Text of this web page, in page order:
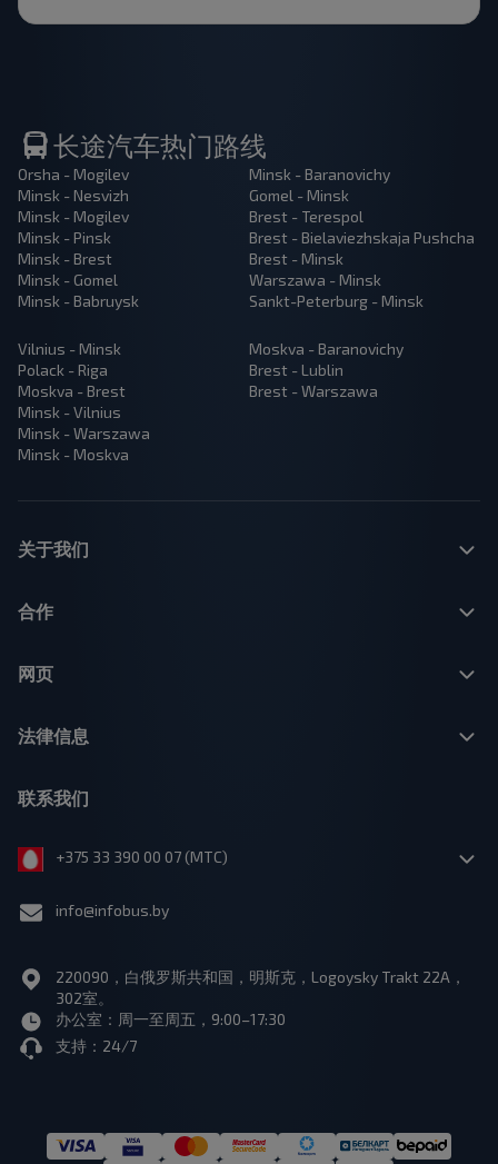
长途汽车热门路线
Orsha - Mogilev
Minsk - Nesvizh
Minsk - Mogilev
Minsk - Pinsk
Minsk - Brest
Minsk - Gomel
Minsk - Babruysk
Minsk - Baranovichy
Gomel - Minsk
Brest - Terespol
Brest - Bielaviezhskaja Pushcha
Brest - Minsk
Warszawa - Minsk
Sankt-Peterburg - Minsk
Vilnius - Minsk
Polack - Riga
Moskva - Brest
Minsk - Vilnius
Minsk - Warszawa
Minsk - Moskva
Moskva - Baranovichy
Brest - Lublin
Brest - Warszawa
关于我们
合作
网页
法律信息
联系我们
+375 33 390 00 07 (МТС)
info@infobus.by
220090，白俄罗斯共和国，明斯克，Logoysky Trakt 22A，
302室。
办公室：周一至周五，9:00–17:30
支持：24/7